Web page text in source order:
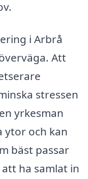
i Arbrå
Att
stressen
yrkesman
ytor och kan
bäst passar
ha samlat in